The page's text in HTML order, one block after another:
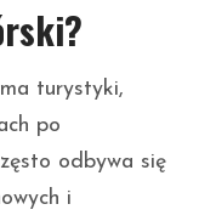
turystyki,
po
odbywa się
i